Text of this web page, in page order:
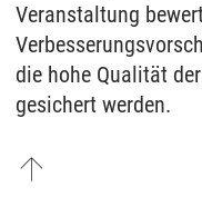
Veranstaltung
die hohe Qualität
gesichert werden.